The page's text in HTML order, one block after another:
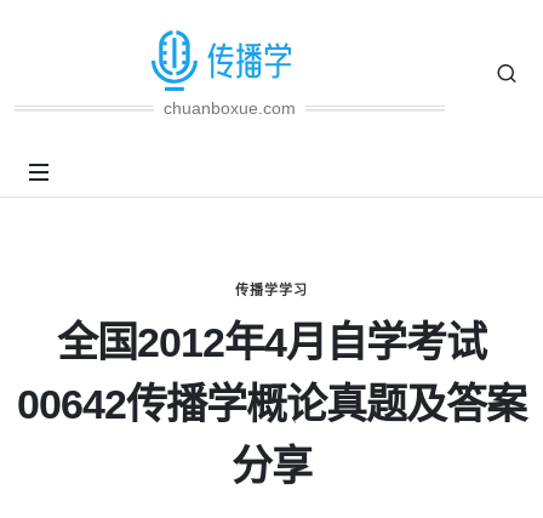
chuanboxue.com
传播学学习
全国2012年4月自学考试
00642传播学概论真题及答案
分享